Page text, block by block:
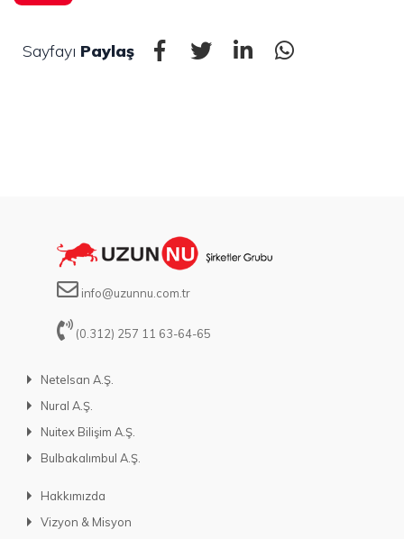
Sayfayı Paylaş
info@uzunnu.com.tr
(0.312) 257 11 63-64-65
Netelsan A.Ş.
Nural A.Ş.
Nuitex Bilişim A.Ş.
Bulbakalımbul A.Ş.
Hakkımızda
Vizyon & Misyon